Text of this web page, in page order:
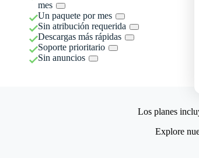
mes
Un paquete por mes
Sin atribución requerida
Descargas más rápidas
Soporte prioritario
Sin anuncios
Los planes
Explore